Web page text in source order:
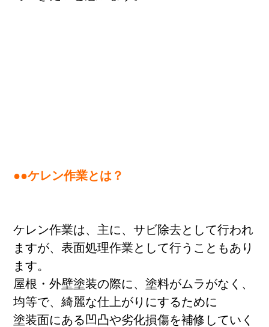
●●ケレン作業とは？
ケレン作業は、主に、サビ除去として行われ
ますが、表面処理作業として行うこともあり
ます。
屋根・外壁塗装の際に、塗料がムラがなく、
均等で、綺麗な仕上がりにするために
塗装面にある凹凸や劣化損傷を補修していく